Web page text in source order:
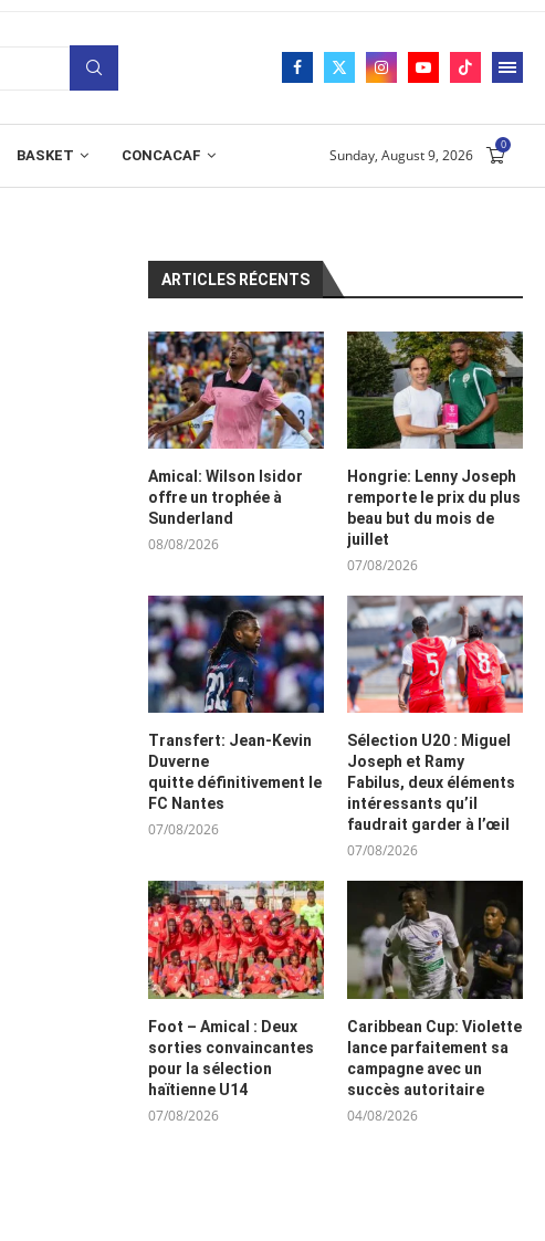
BASKET CONCACAF Sunday, August 9, 2026
0
ARTICLES RÉCENTS
Amical: Wilson Isidor
offre un trophée à
Sunderland
08/08/2026
Hongrie: Lenny Joseph
remporte le prix du plus
beau but du mois de
juillet
07/08/2026
Transfert: Jean-Kevin
Duverne
quitte définitivement le
FC Nantes
07/08/2026
Sélection U20 : Miguel
Joseph et Ramy
Fabilus, deux éléments
intéressants qu’il
faudrait garder à l’œil
07/08/2026
Foot – Amical : Deux
sorties convaincantes
pour la sélection
haïtienne U14
07/08/2026
Caribbean Cup: Violette
lance parfaitement sa
campagne avec un
succès autoritaire
04/08/2026